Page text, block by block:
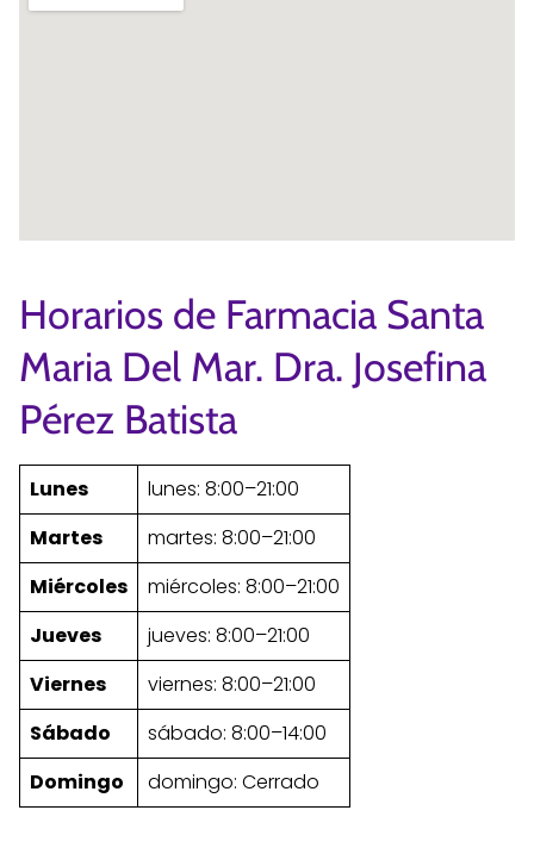
Horarios de Farmacia Santa
Maria Del Mar. Dra. Josefina
Pérez Batista
Lunes
lunes: 8:00–21:00
Martes
martes: 8:00–21:00
Miércoles
miércoles: 8:00–21:00
Jueves
jueves: 8:00–21:00
Viernes
viernes: 8:00–21:00
Sábado
sábado: 8:00–14:00
Domingo
domingo: Cerrado